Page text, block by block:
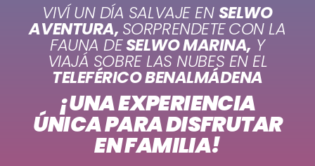
VIVÍ UN DÍA SALVAJE ENSELWO
AVENTURA, SORPRENDETECON LA
FAUNA DESELWO MARINA, Y
VIAJÁ SOBRE LAS NUBES EN EL
TELEFÉRICO BENALMÁDENA
¡UNA EXPERIENCIA
ÚNICA PARA DISFRUTAR
EN FAMILIA!